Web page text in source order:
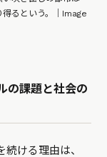
るという。｜Image
の課題と社会の
ける理由は、